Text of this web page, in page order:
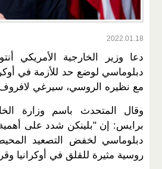
2022.01.18
دعا وزير الخارجية الأمريكي
دبلوماسي لوضع حد للأزمة في
مع نظيره الروسي، سيرغي
وقال المتحدث باسم وزارة
برايس: إن "بلينكن شدد على
دبلوماسي لخفض التصعيد
روسية مثيرة للقلق في أوكرانيا